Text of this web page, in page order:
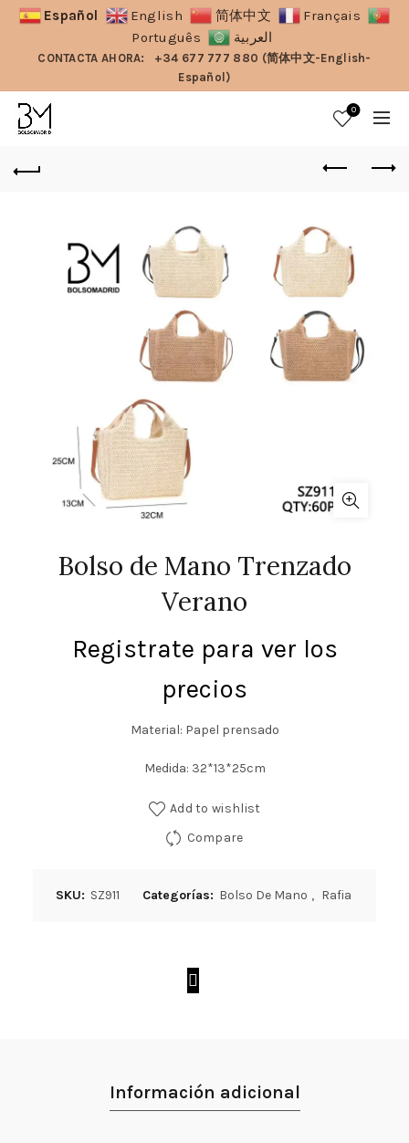
Español English 简体中文
Français
Português
العربية
CONTACTA AHORA:
+34 677 777 880 (简体中文-English-
Español)
0
Bolso de Mano Trenzado
Verano
Registrate para ver los
precios
Material: Papel prensado
Medida: 32*13*25cm
Add to wishlist
Compare
SKU: SZ911 Categorías: Bolso De Mano , Rafia
Información adicional